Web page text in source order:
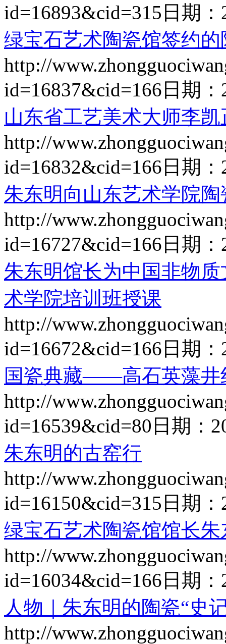
id=16893&cid=315 日期：
绿宝石艺术陶瓷馆签约
http://
id=16837&cid=166 日期：
山东省工艺美术大师李
http://
id=16832&cid=166 日期：
朱东明向山东艺术学院
http://
id=16727&cid=166 日期：
朱东明馆长为中国非物
术学院培训班授课
http://
id=16672&cid=166 日期：
国瓷典藏——高石英藻井
http://
id=16539&cid=80 日期：
朱东明的古窑行
http://
id=16150&cid=315 日期：
绿宝石艺术陶瓷馆馆长
http://
id=16034&cid=166 日期：
人物｜朱东明的陶瓷“史
http://